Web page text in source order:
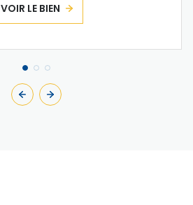
VOIR LE BIEN